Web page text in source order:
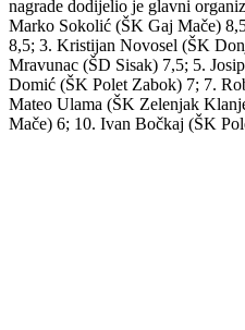
nagrade dodijelio je glavni
Marko Sokolić (ŠK Gaj Mače)
8,5; 3. Kristijan Novosel (ŠK
Mravunac (ŠD Sisak) 7,5; 5.
Domić (ŠK Polet Zabok) 7; 7.
Mateo Ulama (ŠK Zelenjak
Mače) 6; 10. Ivan Bočkaj (ŠK